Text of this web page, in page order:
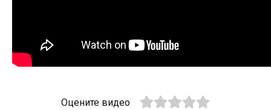
Оцените видео